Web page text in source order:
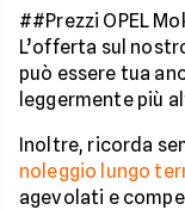
##Prezzi OPEL
L’offerta sul
può essere tua
leggermente più
Inoltre, ricorda
noleggio lungo
agevolati e